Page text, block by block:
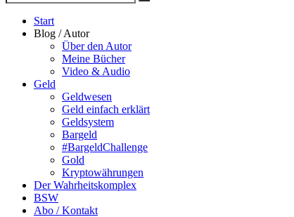
nach
Suche
Start
Blog / Autor
Über den Autor
Meine Bücher
Video & Audio
Geld
Geldwesen
Geld einfach erklärt
Geldsystem
Bargeld
#BargeldChallenge
Gold
Kryptowährungen
Der Wahrheitskomplex
BSW
Abo / Kontakt